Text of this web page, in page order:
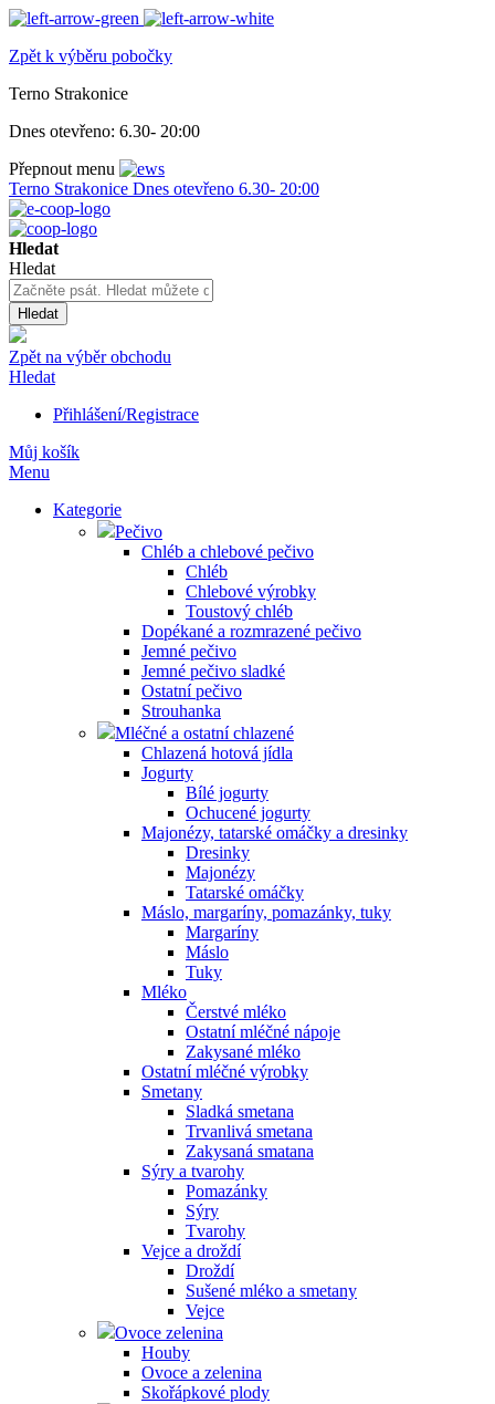
Zpět k výběru pobočky
Terno Strakonice
Dnes otevřeno: 6.30- 20:00
Přepnout menu
Terno Strakonice Dnes otevřeno 6.30- 20:00
Hledat
Hledat
Hledat
Zpět na výběr obchodu
Hledat
Přihlášení/Registrace
Můj košík
Menu
Kategorie
Pečivo
Chléb a chlebové pečivo
Chléb
Chlebové výrobky
Toustový chléb
Dopékané a rozmrazené pečivo
Jemné pečivo
Jemné pečivo sladké
Ostatní pečivo
Strouhanka
Mléčné a ostatní chlazené
Chlazená hotová jídla
Jogurty
Bílé jogurty
Ochucené jogurty
Majonézy, tatarské omáčky a dresinky
Dresinky
Majonézy
Tatarské omáčky
Máslo, margaríny, pomazánky, tuky
Margaríny
Máslo
Tuky
Mléko
Čerstvé mléko
Ostatní mléčné nápoje
Zakysané mléko
Ostatní mléčné výrobky
Smetany
Sladká smetana
Trvanlivá smetana
Zakysaná smatana
Sýry a tvarohy
Pomazánky
Sýry
Tvarohy
Vejce a droždí
Droždí
Sušené mléko a smetany
Vejce
Ovoce zelenina
Houby
Ovoce a zelenina
Skořápkové plody